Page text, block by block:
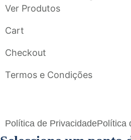
Ver Produtos
Cart
Checkout
Termos e Condições
Política de PrivacidadePolítica